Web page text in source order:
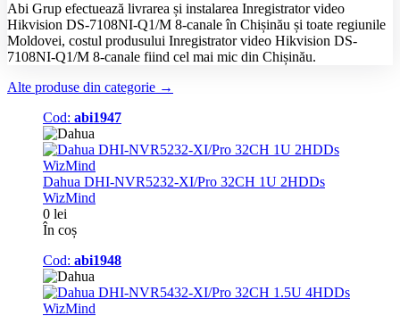
Abi Grup efectuează livrarea și instalarea Inregistrator video
Hikvision DS-7108NI-Q1/M 8-canale în Chișinău și toate regiunile
Moldovei, costul produsului Inregistrator video Hikvision DS-
7108NI-Q1/M 8-canale fiind cel mai mic din Chișinău.
Alte produse din categorie →
Cod: abi1947
Dahua DHI-NVR5232-XI/Pro 32CH 1U 2HDDs
WizMind
0 lei
În coș
Cod: abi1948